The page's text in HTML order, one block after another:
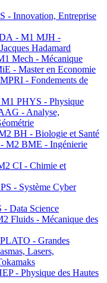
- Innovation, Entreprise
- M1 MJH -
Hadamard
Mech - Mécanique
- Master en Economie
- Fondements de
PHYS - Physique
- Analyse,
BH - Biologie et Santé
M2 BME - Ingénierie
CI - Chimie et
- Système Cyber
Data Science
Fluids - Mécanique des
- Grandes
Lasers,
- Physique des Hautes